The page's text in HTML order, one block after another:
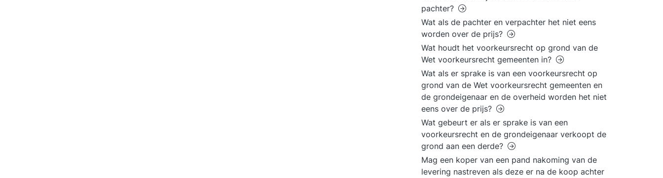
pachter?
Wat als de pachter en verpachter het niet eens
worden over de prijs?
Wat houdt het voorkeursrecht op grond van de
Wet voorkeursrecht gemeenten in?
Wat als er sprake is van een voorkeursrecht op
grond van de Wet voorkeursrecht gemeenten en
de grondeigenaar en de overheid worden het niet
eens over de prijs?
Wat gebeurt er als er sprake is van een
voorkeursrecht en de grondeigenaar verkoopt de
grond aan een derde?
Mag een koper van een pand nakoming van de
levering nastreven als deze er na de koop achter